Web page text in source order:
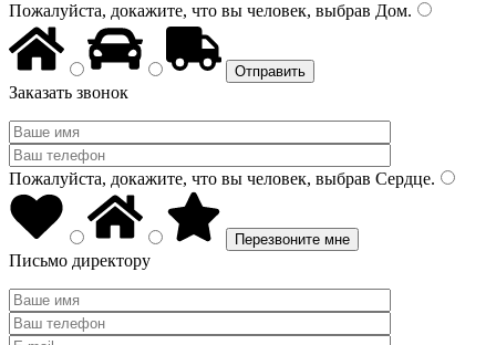
Пожалуйста, докажите, что вы человек, выбрав Дом.
Заказать звонок
Пожалуйста, докажите, что вы человек, выбрав Сердце.
Письмо директору